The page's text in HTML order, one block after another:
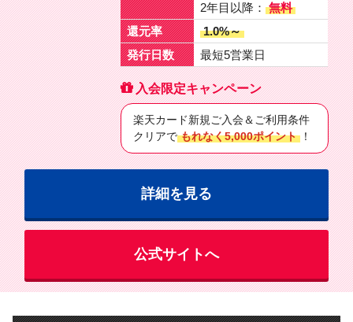
2年目以降： 無料
還元率
1.0%～
発行日数
最短5営業日
入会限定キャンペーン
楽天カード新規ご入会＆ご利用条件
クリアで もれなく5,000ポイント ！
詳細を見る
公式サイトへ